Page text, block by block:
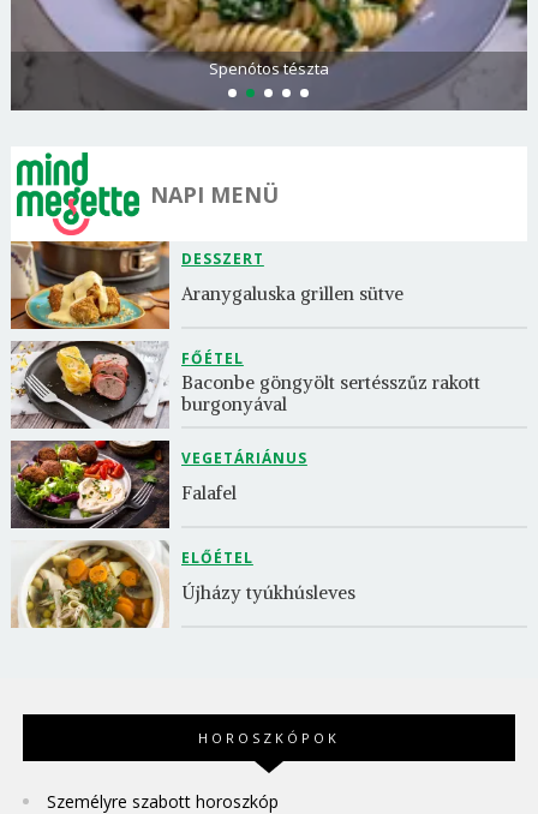
Spenótos tészta
NAPI MENÜ
DESSZERT
Aranygaluska grillen sütve
FŐÉTEL
Baconbe göngyölt sertésszűz rakott
burgonyával
VEGETÁRIÁNUS
Falafel
ELŐÉTEL
Újházy tyúkhúsleves
HOROSZKÓPOK
Személyre szabott horoszkóp